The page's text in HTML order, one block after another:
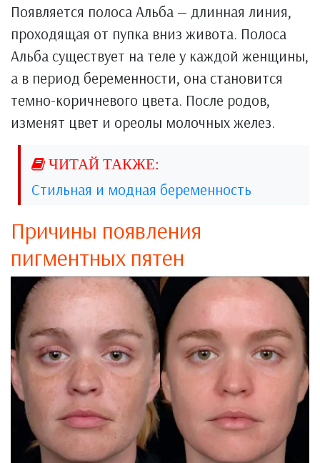
Появляется полоса Альба — длинная линия,
проходящая от пупка вниз живота. Полоса
Альба существует на теле у каждой женщины,
а в период беременности, она становится
темно-коричневого цвета. После родов,
изменят цвет и ореолы молочных желез.
Стильная и модная беременность
Причины появления
пигментных пятен